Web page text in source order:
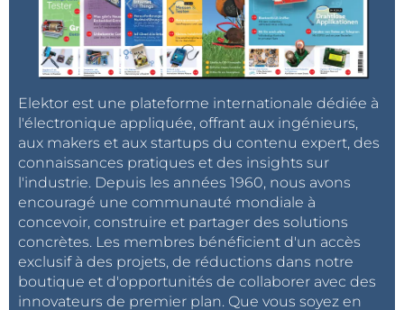
Elektor est une plateforme internationale dédiée à
l'électronique appliquée, offrant aux ingénieurs,
aux makers et aux startups du contenu expert, des
connaissances pratiques et des insights sur
l'industrie. Depuis les années 1960, nous avons
encouragé une communauté mondiale à
concevoir, construire et partager des solutions
concrètes. Les membres bénéficient d'un accès
exclusif à des projets, de réductions dans notre
boutique et d'opportunités de collaborer avec des
innovateurs de premier plan. Que vous soyez en